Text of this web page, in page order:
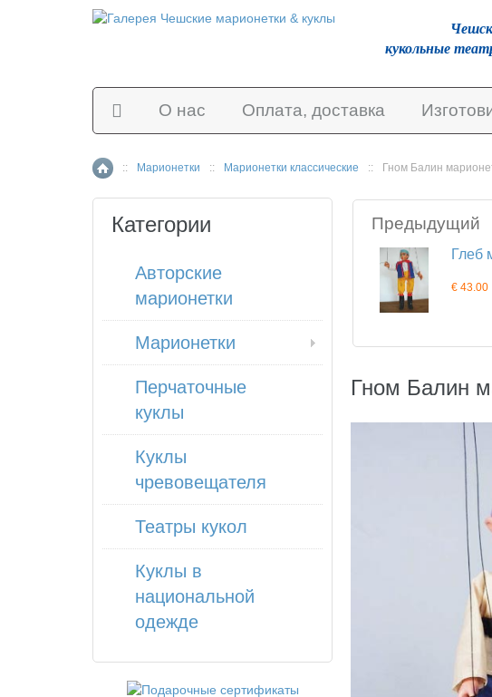
О нас Оплата, доставка
Главная страница
:: Марионетки :: Марионетки классические :: Гном Балин
Предыдущий
Глеб
€ 43.00
Гном Балин
Категории
Авторские
марионетки
Марионетки
Перчаточные
куклы
Куклы
чревовещателя
Театры кукол
Куклы в
национальной
одежде
кукольные